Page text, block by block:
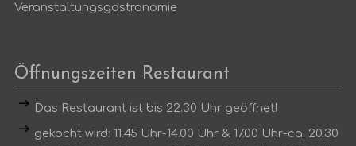
Veranstaltungsgastronomie
Öffnungszeiten Restaurant
Das Restaurant ist bis 22.30 Uhr geöffnet!
gekocht wird: 11.45 Uhr-14.00 Uhr & 17.00 Uhr-ca. 20.30